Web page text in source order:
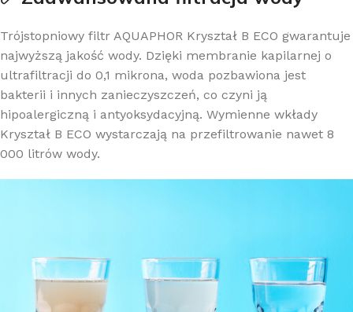
Trójstopniowy filtr AQUAPHOR Kryształ B ECO gwarantuje
najwyższą jakość wody. Dzięki membranie kapilarnej o
ultrafiltracji do 0,1 mikrona, woda pozbawiona jest
bakterii i innych zanieczyszczeń, co czyni ją
hipoalergiczną i antyoksydacyjną. Wymienne wkłady
Kryształ B ECO wystarczają na przefiltrowanie nawet 8
000 litrów wody.